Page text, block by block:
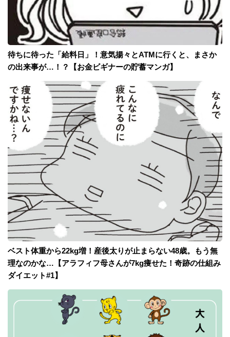
待ちに待った「給料日」！意気揚々とATMに行くと、まさか
の出来事が…！？【お金ビギナーの貯蓄マンガ】
ベスト体重から22kg増！産後太りが止まらない48歳。もう無
理なのかな…【アラフィフ母さんが7kg痩せた！奇跡の仕組み
ダイエット#1】